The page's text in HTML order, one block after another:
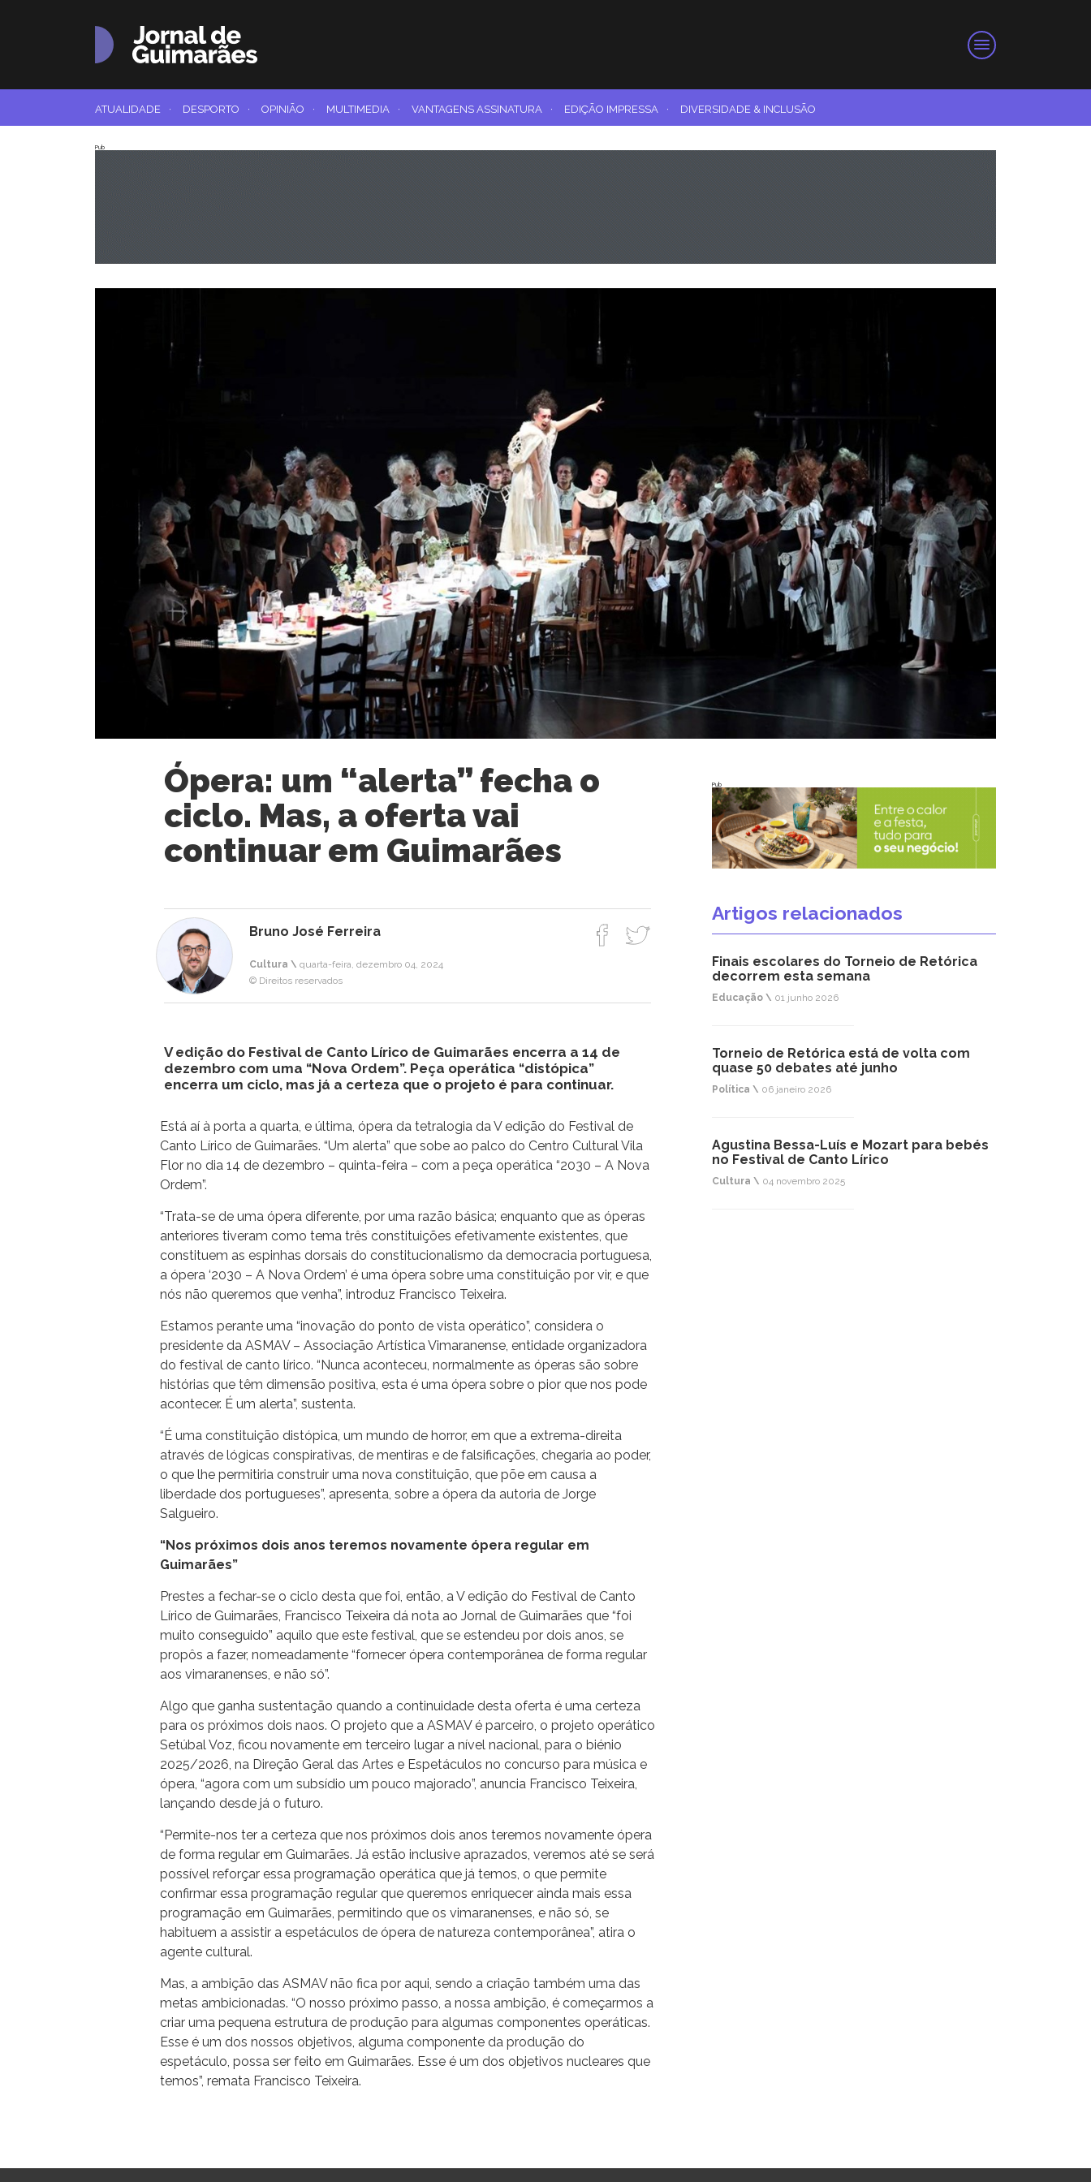
ATUALIDADE · DESPORTO · OPINIÃO · MULTIMEDIA · VANTAGENS ASSINATURA · EDIÇÃO IMPRESSA · DIVERSIDADE & INCLUSÃO
Pub
Ópera: um “alerta” fecha o
ciclo. Mas, a oferta vai
continuar em Guimarães
Bruno José Ferreira
Cultura \ quarta-feira, dezembro 04, 2024
© Direitos reservados
V edição do Festival de Canto Lírico de Guimarães encerra a 14 de
dezembro com uma “Nova Ordem”. Peça operática “distópica”
encerra um ciclo, mas já a certeza que o projeto é para continuar.
Está aí à porta a quarta, e última, ópera da tetralogia da V edição do Festival de
Canto Lírico de Guimarães. “Um alerta” que sobe ao palco do Centro Cultural Vila
Flor no dia 14 de dezembro – quinta-feira – com a peça operática “2030 – A Nova
Ordem”.
“Trata-se de uma ópera diferente, por uma razão básica; enquanto que as óperas
anteriores tiveram como tema três constituições efetivamente existentes, que
constituem as espinhas dorsais do constitucionalismo da democracia portuguesa,
a ópera ‘2030 – A Nova Ordem’ é uma ópera sobre uma constituição por vir, e que
nós não queremos que venha”, introduz Francisco Teixeira.
Estamos perante uma “inovação do ponto de vista operático”, considera o
presidente da ASMAV – Associação Artística Vimaranense, entidade organizadora
do festival de canto lírico. “Nunca aconteceu, normalmente as óperas são sobre
histórias que têm dimensão positiva, esta é uma ópera sobre o pior que nos pode
acontecer. É um alerta”, sustenta.
“É uma constituição distópica, um mundo de horror, em que a extrema-direita
através de lógicas conspirativas, de mentiras e de falsificações, chegaria ao poder,
o que lhe permitiria construir uma nova constituição, que põe em causa a
liberdade dos portugueses”, apresenta, sobre a ópera da autoria de Jorge
Salgueiro.
“Nos próximos dois anos teremos novamente ópera regular em
Guimarães”
Prestes a fechar-se o ciclo desta que foi, então, a V edição do Festival de Canto
Lírico de Guimarães, Francisco Teixeira dá nota ao Jornal de Guimarães que “foi
muito conseguido” aquilo que este festival, que se estendeu por dois anos, se
propôs a fazer, nomeadamente “fornecer ópera contemporânea de forma regular
aos vimaranenses, e não só”.
Algo que ganha sustentação quando a continuidade desta oferta é uma certeza
para os próximos dois naos. O projeto que a ASMAV é parceiro, o projeto operático
Setúbal Voz, ficou novamente em terceiro lugar a nível nacional, para o biénio
2025/2026, na Direção Geral das Artes e Espetáculos no concurso para música e
ópera, “agora com um subsídio um pouco majorado”, anuncia Francisco Teixeira,
lançando desde já o futuro.
“Permite-nos ter a certeza que nos próximos dois anos teremos novamente ópera
de forma regular em Guimarães. Já estão inclusive aprazados, veremos até se será
possível reforçar essa programação operática que já temos, o que permite
confirmar essa programação regular que queremos enriquecer ainda mais essa
programação em Guimarães, permitindo que os vimaranenses, e não só, se
habituem a assistir a espetáculos de ópera de natureza contemporânea”, atira o
agente cultural.
Mas, a ambição das ASMAV não fica por aqui, sendo a criação também uma das
metas ambicionadas. “O nosso próximo passo, a nossa ambição, é começarmos a
criar uma pequena estrutura de produção para algumas componentes operáticas.
Esse é um dos nossos objetivos, alguma componente da produção do
espetáculo, possa ser feito em Guimarães. Esse é um dos objetivos nucleares que
temos”, remata Francisco Teixeira.
Pub
Artigos relacionados
Finais escolares do Torneio de Retórica
decorrem esta semana
Educação \ 01 junho 2026
Torneio de Retórica está de volta com
quase 50 debates até junho
Política \ 06 janeiro 2026
Agustina Bessa-Luís e Mozart para bebés
no Festival de Canto Lírico
Cultura \ 04 novembro 2025